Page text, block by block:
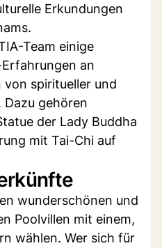
Erkundungen
Team einige
an
von spiritueller und
Dazu gehören
der Lady Buddha
mit Tai-Chi auf
wunderschönen und
Poolvillen mit einem,
wählen. Wer sich für